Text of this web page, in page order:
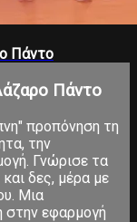
Πάντο
Πάντο
προπόνηση τη
την
Γνώρισε τα
δες, μέρα με
Μια
στην εφαρμογή